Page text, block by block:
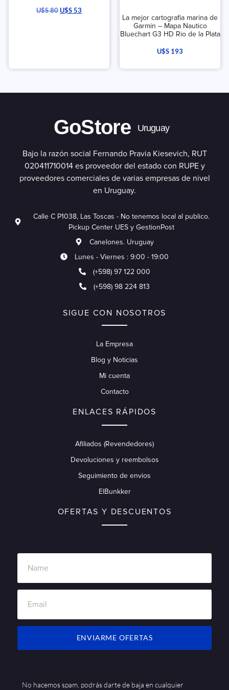
U$S80U$S53
La mejor cartografia marina de
Garmin – Mapa Nautico
Bluechart G3 HD Rio de la Plata
U$S 193
GoStore Uruguay
Bajo la razón social Fernando Pravia Kiesevich, RUT
020411710014 es proveedor del estado con RUPE y
proveedores comerciales de varias empresas de nivel
en Uruguay.
Calle C P1038, Las Toscas - No tenemos local al publico.
Pickup Center UES y GestionPost
Canelones. Uruguay
Lunes - Viernes : 9:00 - 19:00
(+598) 97 122 000
(+598) 98 224 813
SIGUE CON NOSOTROS
La Empresa
Blog y Noticias
Mi cuenta
Contacto
ENLACES RÁPIDOS
Afiliados (Revendedores)
Devoluciones y reembolsos
Seguimiento de envios
ElBunkker
OFERTAS Y DESCUENTOS
ENVIARME OFERTAS
No hacemos spam, podrás darte de baja en cualquier